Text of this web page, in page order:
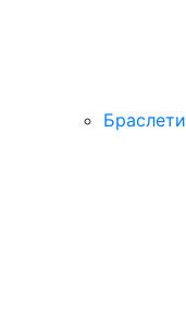
Браслети